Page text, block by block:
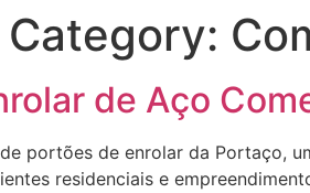
de Aço
portões de enrolar da Portaço,
residenciais e